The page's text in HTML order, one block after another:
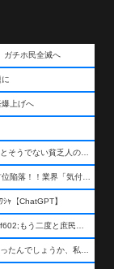
ガチホ民全滅へ
上げへ
【高市格差】キオクシア株を買う400万円を用意出来る日本人とそうでない貧乏人の差が超広まるって事よ
【悲報】ファナック、長年守り抜いた産業ロボットシェアで首位陥落！！業界「気付いたら一気に抜かれていた…」
【ChatGPT】
2025年までに家買ってない奴、ハッキリ言って積みです&#x1f602;もう二度と庶民が買える値段になりません&#x1f602;&#x1f602;&#x1f602;
【高市悲報】みんなで大家さんに400万円出資した人「ばかだったんでしょうか、私は&#x1f622;」